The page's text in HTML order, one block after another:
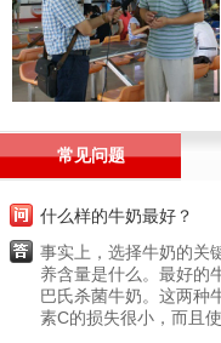
常见问题
什么样的牛奶最好？
事实上，选择牛奶的关
养含量是什么。最好的
巴氏杀菌牛奶。这两种
素C的损失很小，而且